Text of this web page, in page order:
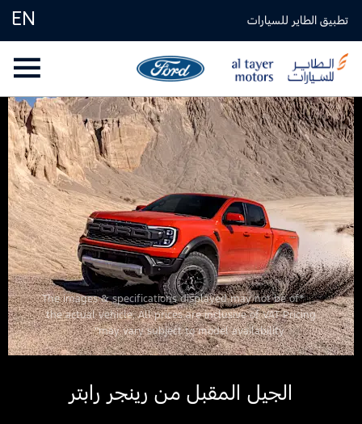
EN تطبيق الطاير للسيارات
*The images & specifications displayed may not be of
the actual vehicle. All prices are inclusive of VAT Pricing
may vary subject to model availability”
الجيل المقبل من رينجر رابتر